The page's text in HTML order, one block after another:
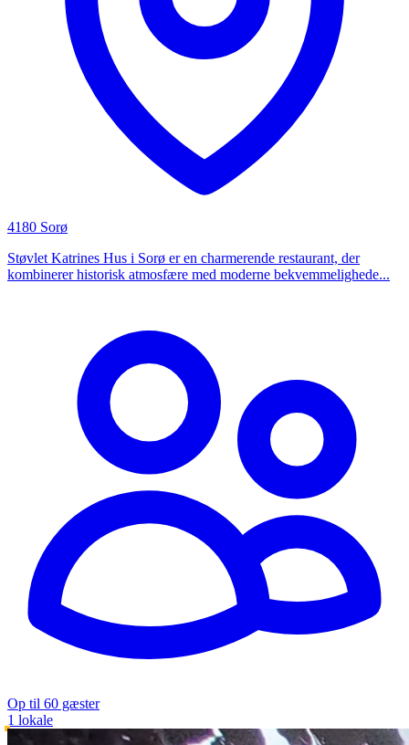
4180 Sorø
Støvlet Katrines Hus i Sorø er en charmerende restaurant, der
kombinerer historisk atmosfære med moderne bekvemmelighede...
Op til 60 gæster
1 lokale